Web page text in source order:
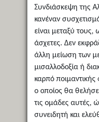
Συνδιάσκεψη της
κανέναν
είναι μεταξύ τους,
άσχετες. Δεν
άλλη μείωση των
μισαλλοδοξία ή
καρπό ποιμαντικής
ο οποίος θα
τις ομάδες αυτές,
συνειδητή και